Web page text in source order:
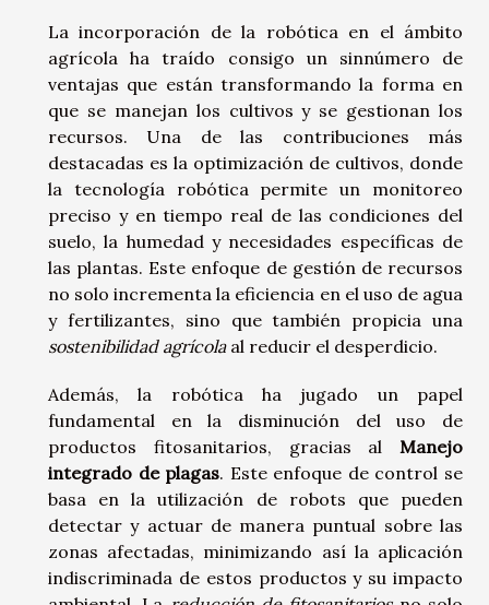
La incorporación de la robótica en el ámbito
agrícola ha traído consigo un sinnúmero de
ventajas que están transformando la forma en
que se manejan los cultivos y se gestionan los
recursos. Una de las contribuciones más
destacadas es la optimización de cultivos, donde
la tecnología robótica permite un monitoreo
preciso y en tiempo real de las condiciones del
suelo, la humedad y necesidades específicas de
las plantas. Este enfoque de gestión de recursos
no solo incrementa la eficiencia en el uso de agua
y fertilizantes, sino que también propicia una
sostenibilidad agrícolaal reducir el desperdicio.
Además, la robótica ha jugado un papel
fundamental en la disminución del uso de
productos fitosanitarios, gracias al Manejo
integrado de plagas. Este enfoque de control se
basa en la utilización de robots que pueden
detectar y actuar de manera puntual sobre las
zonas afectadas, minimizando así la aplicación
indiscriminada de estos productos y su impacto